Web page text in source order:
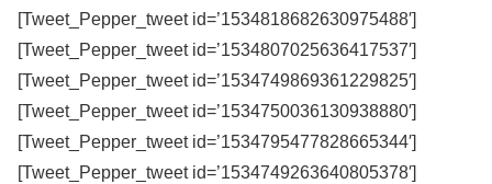
[Tweet_Pepper_tweet id=’1534818682630975488′]
[Tweet_Pepper_tweet id=’1534807025636417537′]
[Tweet_Pepper_tweet id=’1534749869361229825′]
[Tweet_Pepper_tweet id=’1534750036130938880′]
[Tweet_Pepper_tweet id=’1534795477828665344′]
[Tweet_Pepper_tweet id=’1534749263640805378′]